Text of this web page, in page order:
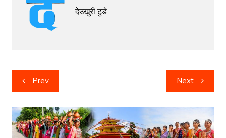
देउखुरी टुडे
Post
navigation
Prev Next